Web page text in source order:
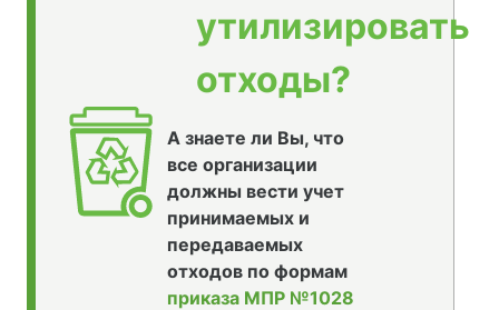
утилизировать
отходы?
А знаете ли Вы, что
все организации
должны вести учет
принимаемых и
передаваемых
отходов по формам
приказа МПР №1028